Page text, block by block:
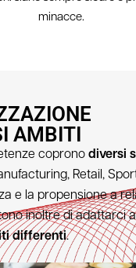
minacce.
AMBITI
coprono diversi
Retail,
e la propensione a
inoltre di adattarci
differenti.